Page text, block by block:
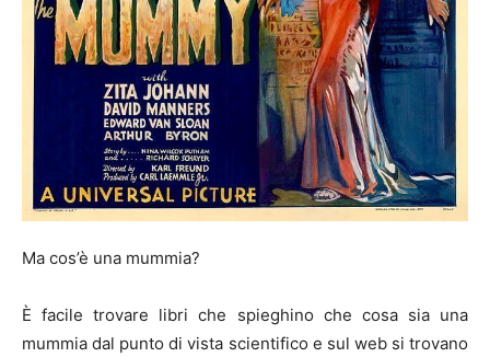
Ma cos’è una mummia?
È facile trovare libri che spieghino che cosa sia una
mummia dal punto di vista scientifico e sul web si trovano